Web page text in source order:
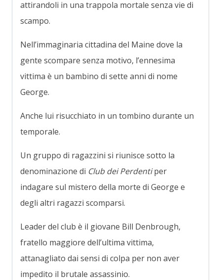
attirandoli in una trappola mortale senza vie di
scampo.
Nell’immaginaria cittadina del Maine dove la
gente scompare senza motivo, l’ennesima
vittima è un bambino di sette anni di nome
George.
Anche lui risucchiato in un tombino durante un
temporale.
Un gruppo di ragazzini si riunisce sotto la
denominazione di Club dei Perdentiper
indagare sul mistero della morte di George e
degli altri ragazzi scomparsi.
Leader del club è il giovane Bill Denbrough,
fratello maggiore dell’ultima vittima,
attanagliato dai sensi di colpa per non aver
impedito il brutale assassinio.